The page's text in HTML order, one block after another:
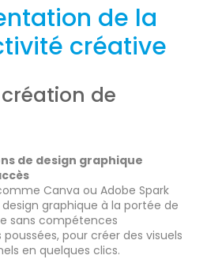
de la
créative
de
de design graphique
Canva ou Adobe Spark
graphique à la portée de
sans compétences
pour créer des visuels
en quelques clics.